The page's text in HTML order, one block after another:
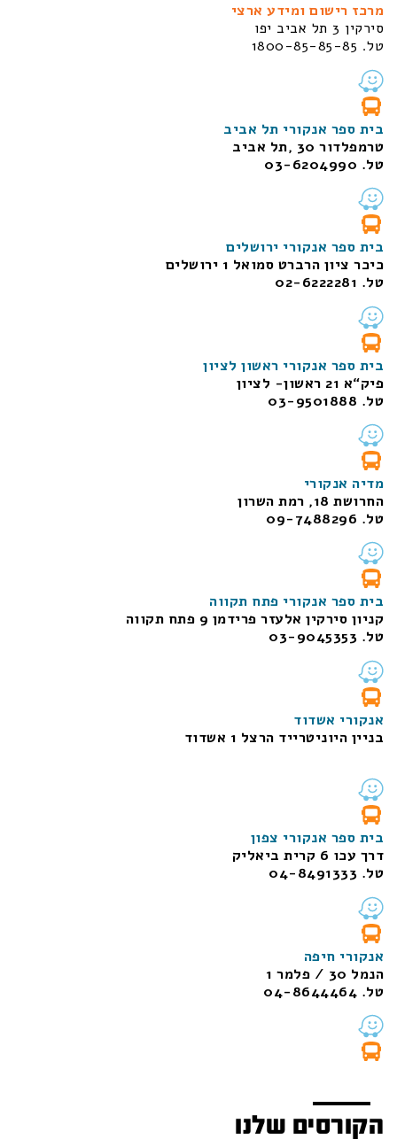
מרכז רישום ומידע ארצי
סירקין 3 תל אביב יפו
טל. 1800-85-85-85
בית ספר אנקורי תל אביב
טרמפלדור 30 ,תל אביב
טל. 03-6204990
בית ספר אנקורי ירושלים
כיכר ציון הרברט סמואל 1
ירושלים
טל. 02-6222281
בית ספר אנקורי ראשון לציון
פיק“א 21 ראשון- לציון
טל. 03-9501888
מדיה אנקורי
החרושת 18, רמת השרון
טל. 09-7488296
בית ספר אנקורי פתח תקווה
קניון סירקין אלעזר פרידמן 9 פתח תקווה
טל. 03-9045353
אנקורי אשדוד
בניין היוניטרייד הרצל 1 אשדוד
בית ספר אנקורי צפון
דרך עכו 6 קרית ביאליק
טל. 04-8491333
אנקורי חיפה
הנמל 30 / פלמר 1
טל. 04-8644464
הקורסים שלנו